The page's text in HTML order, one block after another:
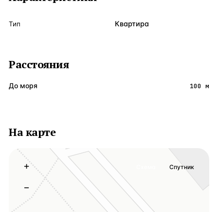
Тип Квартира
Расстояния
До моря 100 м
На карте
+
−
Спутник